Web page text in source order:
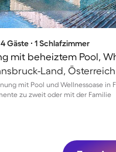
Gäste ∙ 1 Schlafzimmer
Land, Österreich
mit Pool und Wellnessoase in
zu zweit oder mit der Familie